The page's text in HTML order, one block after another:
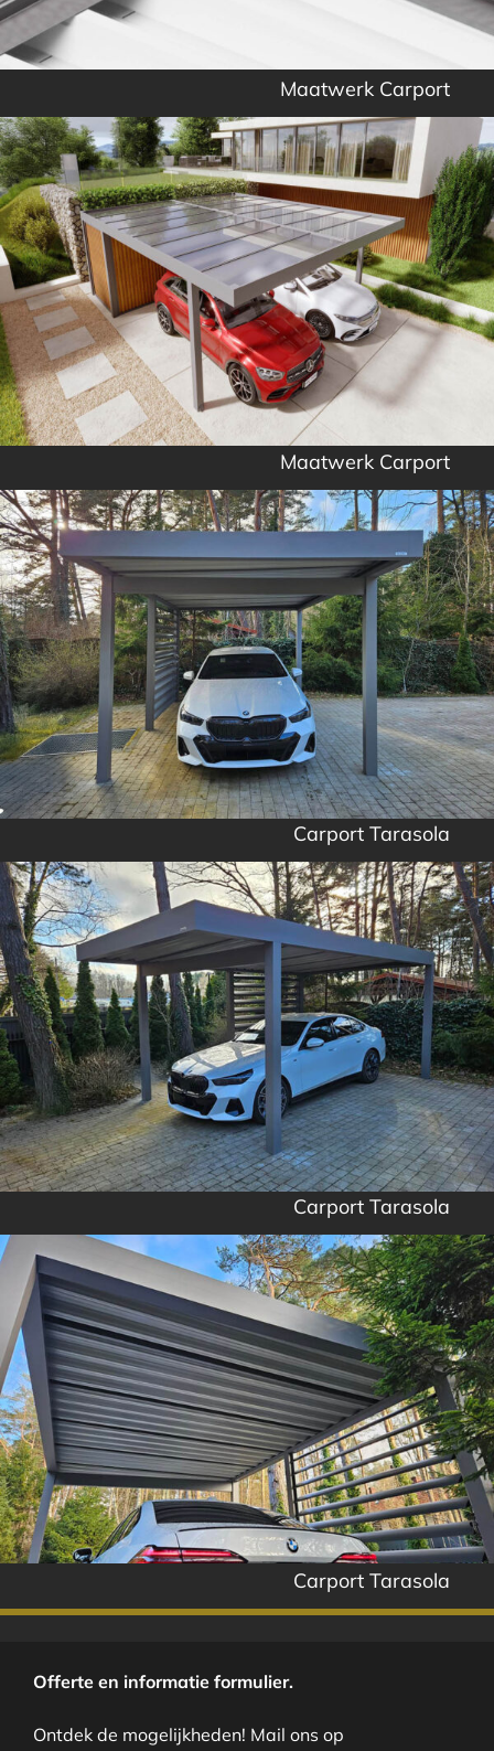
Maatwerk Carport
Maatwerk Carport
Carport Tarasola
Carport Tarasola
Carport Tarasola
Offerte en informatie formulier.
Ontdek de mogelijkheden! Mail ons op